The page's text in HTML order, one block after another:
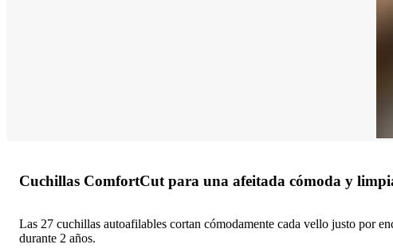
Cuchillas ComfortCut para una afeitada cómoda y
Las 27 cuchillas autoafilables cortan cómodamente cada vello justo por
durante 2 años.